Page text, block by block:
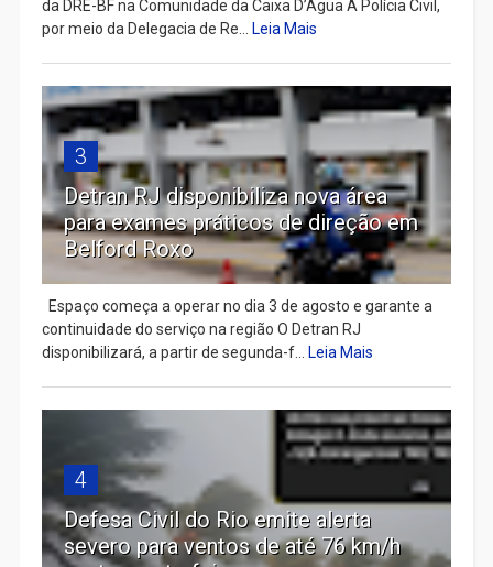
da DRE-BF na Comunidade da Caixa D’Água A Polícia Civil,
por meio da Delegacia de Re... Leia Mais
3
Detran RJ disponibiliza nova área
para exames práticos de direção em
Belford Roxo
Espaço começa a operar no dia 3 de agosto e garante a
continuidade do serviço na região O Detran RJ
disponibilizará, a partir de segunda-f... Leia Mais
4
Defesa Civil do Rio emite alerta
severo para ventos de até 76 km/h